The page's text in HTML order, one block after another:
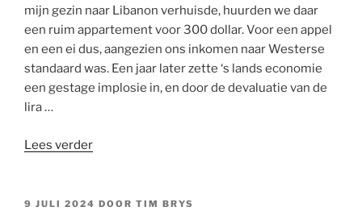
mijn gezin naar Libanon verhuisde, huurden we daar
een ruim appartement voor 300 dollar. Voor een appel
en een ei dus, aangezien ons inkomen naar Westerse
standaard was. Een jaar later zette ‘s lands economie
een gestage implosie in, en door de devaluatie van de
lira …
Lees verder“Op
een
GEPLAATST
9 JULI 2024 DOOR TIM BRYS